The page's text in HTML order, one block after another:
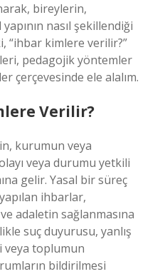
bireylerin,
nasıl şekillendiği
“ihbar kimlere verilir?”
pedagojik yöntemler
çerçevesinde ele alalım.
Verilir?
kurumun veya
veya durumu yetkili
gelir. Yasal bir süreç
ihbarlar,
adaletin sağlanmasına
suç duyurusu, yanlış
veya toplumun
bildirilmesi